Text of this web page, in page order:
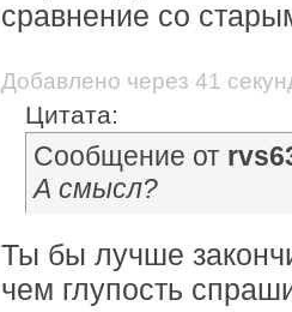
сравнение со
Добавлено через 41
Цитата:
Сообщение от
А смысл?
Ты бы лучше
чем глупость